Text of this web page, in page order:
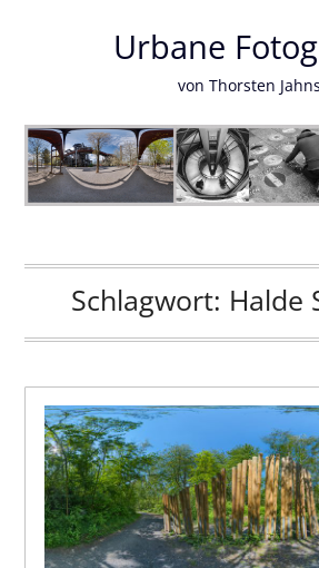
Urbane
von Thorsten Jahns
Schlagwort: Halde